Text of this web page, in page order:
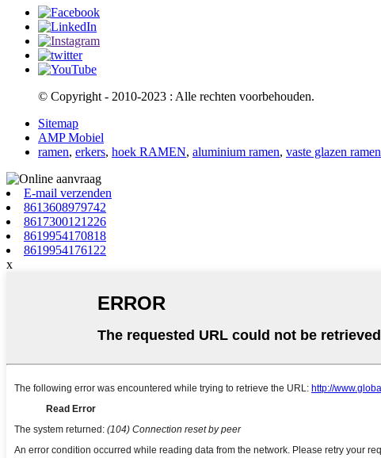
© Copyright - 2010-2023 : Alle rechten voorbehouden.
Sitemap
AMP Mobiel
ramen, erkers, hoek RAMEN, aluminium ramen, vaste glazen ramen
E-mail verzenden
8613608979742
8617300121226
8619954170818
8619954176122
x